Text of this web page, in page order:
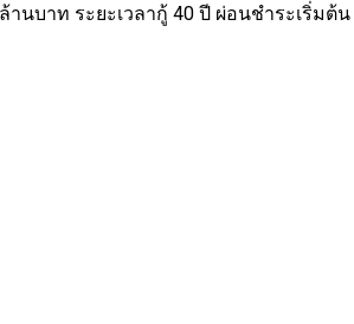
านบาท ระยะเวลากู้ 40 ปี ผ่อนชำระเริ่มต้น